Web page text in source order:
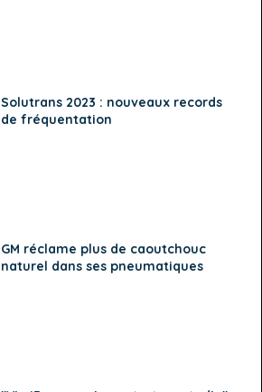
Solutrans 2023 : nouveaux records
de fréquentation
GM réclame plus de caoutchouc
naturel dans ses pneumatiques